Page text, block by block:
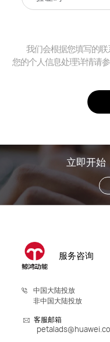
我们会根据您填写的联
您的个人信息处理详情请
立即开始
服务咨询
中国大陆投放
非中国大陆投放
客服邮箱